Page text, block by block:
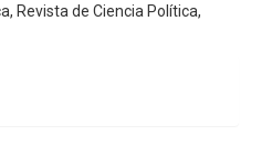
Revista de Ciencia Política,